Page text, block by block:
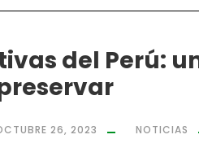
del Perú:
26, 2023 NOTICIAS